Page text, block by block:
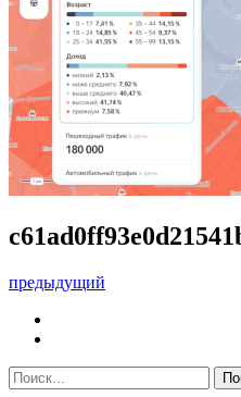
предыдущий